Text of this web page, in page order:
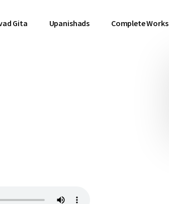
Gita Upanishads Complete Works